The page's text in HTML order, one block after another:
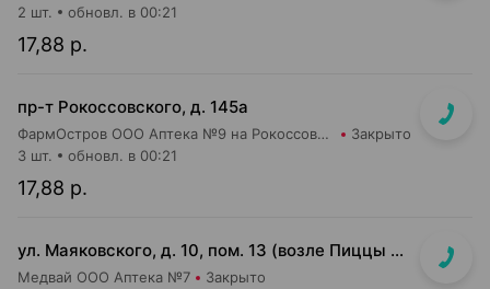
17,88 р.
2 шт. обновл. в 00:21
пр-т Рокоссовского, д. 145а
ФармОстров ООО Аптека №9 на Рокоссовского Закрыто
17,88 р.
3 шт. обновл. в 00:21
ул. Маяковского, д. 10, пом. 13 (возле Пиццы Мании)
Медвай ООО Аптека №7 Закрыто